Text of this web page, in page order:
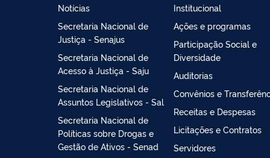
Notícias
Secretaria Nacional de
Justiça - Senajus
Secretaria Nacional de
Acesso à Justiça - Saju
Secretaria Nacional de
Assuntos Legislativos - Sal
Secretaria Nacional de
Políticas sobre Drogas e
Gestão de Ativos - Senad
Institucional
Ações e programas
Participação Social e
Diversidade
Auditorias
Convênios e
Receitas e Despesas
Licitações e Contratos
Servidores